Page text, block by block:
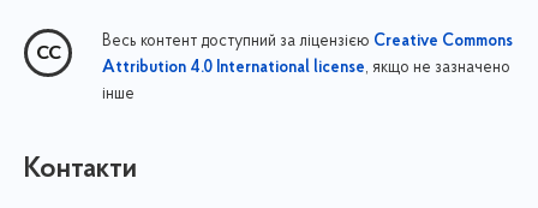
Весь контент доступний за ліцензією Creative Commons
Attribution 4.0 International license, якщо не зазначено
інше
Контакти